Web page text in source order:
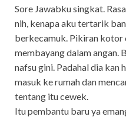
Sore Jawabku singkat.
nih, kenapa aku tertarik
berkecamuk. Pikiran kotor
membayang dalam angan.
nafsu gini. Padahal dia kan
masuk ke rumah dan
tentang itu cewek.
Itu pembantu baru ya